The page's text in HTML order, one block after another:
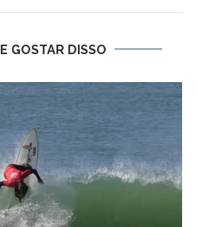
GOSTAR DISSO